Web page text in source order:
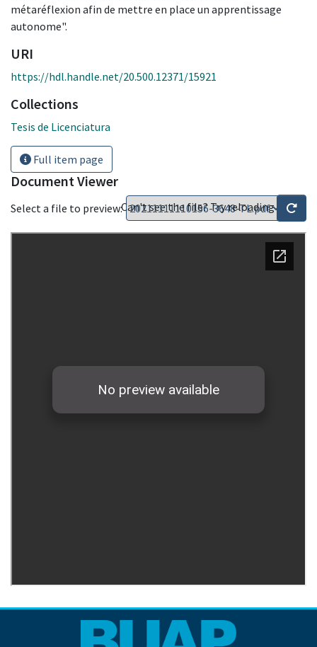
métaréflexion afin de mettre en place un apprentissage
autonome".
URI
https://hdl.handle.net/20.500.12371/15921
Collections
Tesis de Licenciatura
Full item page
Document Viewer
Select a file to preview:Can't see the file? Try reloading